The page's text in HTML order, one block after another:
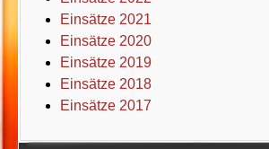
Einsätze 2021
Einsätze 2020
Einsätze 2019
Einsätze 2018
Einsätze 2017